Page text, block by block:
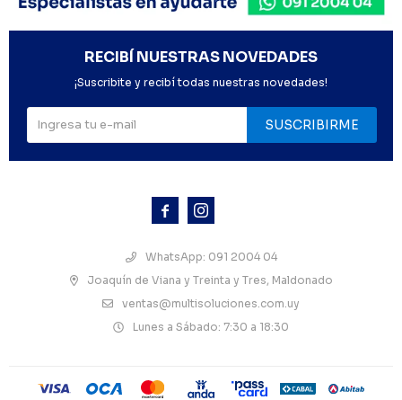
 
WhatsApp: 091 2004 04
Joaquín de Viana y Treinta y Tres, Maldonado
ventas@multisoluciones.com.uy
Lunes a Sábado: 7:30 a 18:30
RECIBÍ NUESTRAS NOVEDADES
¡Suscribite y recibí todas nuestras novedades!
SUSCRIBIRME